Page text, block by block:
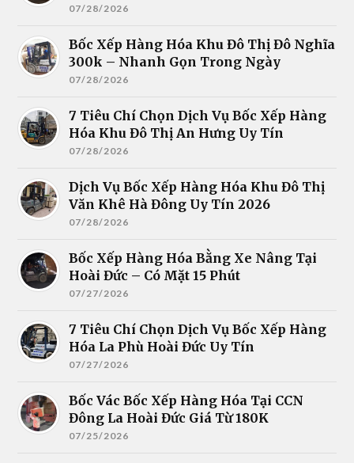
07/28/2026
Bốc Xếp Hàng Hóa Khu Đô Thị Đô Nghĩa
300k – Nhanh Gọn Trong Ngày
07/28/2026
7 Tiêu Chí Chọn Dịch Vụ Bốc Xếp Hàng
Hóa Khu Đô Thị An Hưng Uy Tín
07/28/2026
Dịch Vụ Bốc Xếp Hàng Hóa Khu Đô Thị
Văn Khê Hà Đông Uy Tín 2026
07/28/2026
Bốc Xếp Hàng Hóa Bằng Xe Nâng Tại
Hoài Đức – Có Mặt 15 Phút
07/27/2026
7 Tiêu Chí Chọn Dịch Vụ Bốc Xếp Hàng
Hóa La Phù Hoài Đức Uy Tín
07/27/2026
Bốc Vác Bốc Xếp Hàng Hóa Tại CCN
Đông La Hoài Đức Giá Từ 180K
07/25/2026